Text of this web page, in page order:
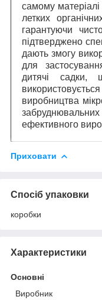
самому матеріалі
летких
гарантуючи
підтверджено
дають змогу
для
дитячі садки,
виробництва
ефективного
Приховати
Спосіб упаковки
коробки
Характеристики
Основні
Виробник